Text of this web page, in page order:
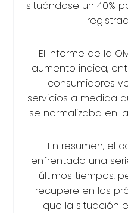
situándose un 40%
El informe de la
aumento indica,
consumidores
servicios a medida
se normalizaba en
En resumen, el
enfrentado una
últimos tiempos,
recupere en los
que la situación